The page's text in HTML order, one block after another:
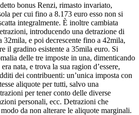
bonus Renzi, rimasto invariato,
per cui fino a 8.173 euro esso non si
integralmente. È inoltre cambiata
introducendo una detrazione di
32mila, e poi decrescente fino a 42mila,
il gradino esistente a 35mila euro. Si
delle tre imposte in una, dimenticando
nata, e trova la sua ragion d’essere,
dei contribuenti: un’unica imposta con
aliquote per tutti, salvo una
per tener conto delle diverse
personali, ecc. Detrazioni che
da non alterare le aliquote marginali.